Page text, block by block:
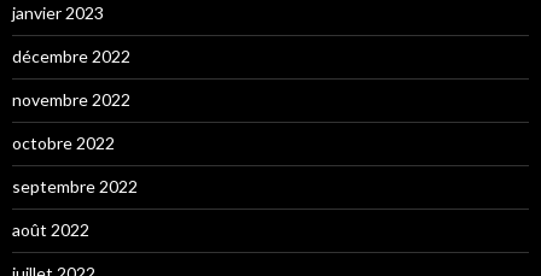
janvier 2023
décembre 2022
novembre 2022
octobre 2022
septembre 2022
août 2022